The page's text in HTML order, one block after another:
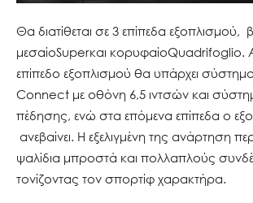
Θα διατίθεται σε 3 επίπεδα εξοπλισμού,
μεσαίοSuperκαι κορυφαίοQuadrifoglio.
επίπεδο εξοπλισμού θα υπάρχει
Connect με οθόνη 6,5 ιντσών και
πέδησης, ενώ στα επόμενα επίπεδα ο
ανεβαίνει. Η εξελιγμένη της ανάρτηση
ψαλίδια μπροστά και πολλαπλούς
τονίζοντας τον σπορτίφ χαρακτήρα.